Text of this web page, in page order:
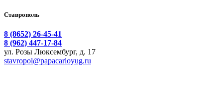
Ставрополь
8 (8652) 26-45-41
8 (962) 447-17-84
ул. Розы Люксембург, д. 17
stavropol@papacarloyug.ru